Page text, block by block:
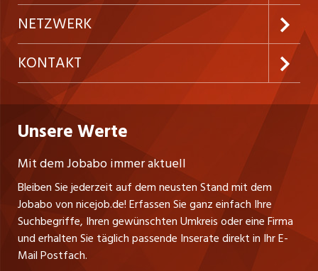
Festanstellungen
Temporäre Jobs
Freelance Jobs
Praktika
Führungspositionen
Management / Kader-Jobs
Inserieren
Firmen
Personalvermittler
Preise und Leistungen
AGB
Datenschutzerklärung
Nutzungsbedingungen
Impressum
NETZWERK
ostjob.ch
westjob.at
jobzüri.ch
jobmittelland.ch
jobbern.ch
jobbasel.ch
zentraljob.ch
KONTAKT
Niederlassung
Fa. nicejob.de
PR Medien GmbH
Lindauer Straße 16
D-88239 Wangen
Tel. +49 07522 795034
Thomas Reiner
Ansprechpartner
Unsere Werte
Mit dem Jobabo immer aktuell
Bleiben Sie jederzeit auf dem neusten Stand mit dem
Jobabo von nicejob.de! Erfassen Sie ganz einfach Ihre
Suchbegriffe, Ihren gewünschten Umkreis oder eine Firma
und erhalten Sie täglich passende Inserate direkt in Ihr E-
Mail Postfach.